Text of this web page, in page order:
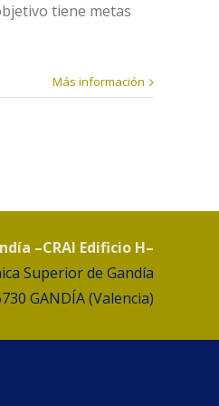
tiene metas
Más información
–CRAI Edificio H–
Superior de Gandía
GANDÍA (Valencia)